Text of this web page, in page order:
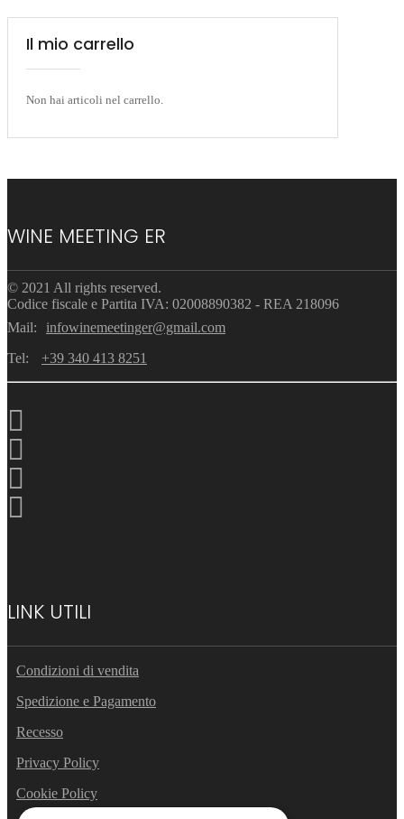
Il mio carrello
Non hai articoli nel carrello.
WINE MEETING ER
© 2021 All rights reserved.
Codice fiscale e Partita IVA: 02008890382 - REA 218096
Mail:
infowinemeetinger@gmail.com
Tel:
+39 340 413 8251
LINK UTILI
Condizioni di vendita
Spedizione e Pagamento
Recesso
Privacy Policy
Cookie Policy